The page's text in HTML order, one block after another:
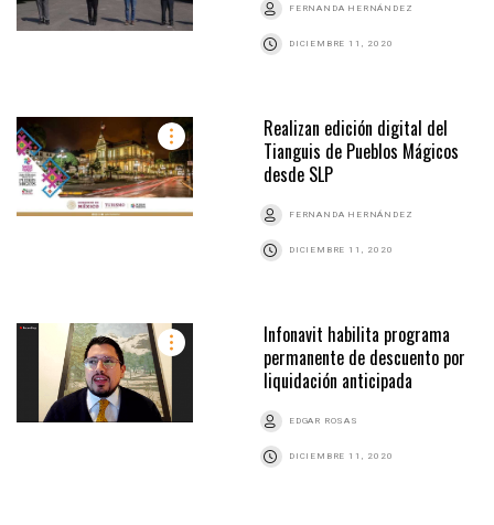
FERNANDA HERNÁNDEZ
DICIEMBRE 11, 2020
Realizan edición digital del
Tianguis de Pueblos Mágicos
desde SLP
FERNANDA HERNÁNDEZ
DICIEMBRE 11, 2020
Infonavit habilita programa
permanente de descuento por
liquidación anticipada
EDGAR ROSAS
DICIEMBRE 11, 2020